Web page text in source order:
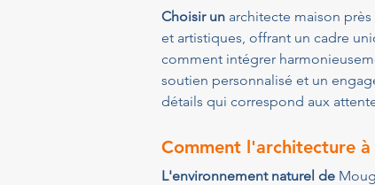
Choisir un architecte maison près
et artistiques, offrant un cadre
comment intégrer
soutien personnalisé et un
détails qui correspond aux
Comment l'architecture à
L'environnement naturel de